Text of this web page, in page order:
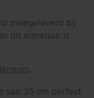
meegeleverd bij
dit armatuur is
.
van 35 cm perfect